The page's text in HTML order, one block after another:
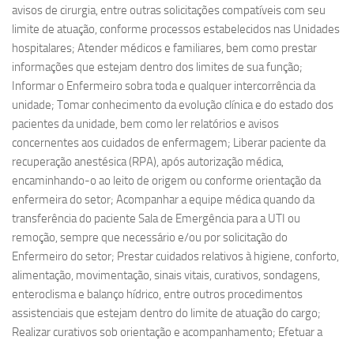
avisos de cirurgia, entre outras solicitações compatíveis com seu
limite de atuação, conforme processos estabelecidos nas Unidades
hospitalares; Atender médicos e familiares, bem como prestar
informações que estejam dentro dos limites de sua função;
Informar o Enfermeiro sobra toda e qualquer intercorrência da
unidade; Tomar conhecimento da evolução clínica e do estado dos
pacientes da unidade, bem como ler relatórios e avisos
concernentes aos cuidados de enfermagem; Liberar paciente da
recuperação anestésica (RPA), após autorização médica,
encaminhando-o ao leito de origem ou conforme orientação da
enfermeira do setor; Acompanhar a equipe médica quando da
transferência do paciente Sala de Emergência para a UTI ou
remoção, sempre que necessário e/ou por solicitação do
Enfermeiro do setor; Prestar cuidados relativos à higiene, conforto,
alimentação, movimentação, sinais vitais, curativos, sondagens,
enteroclisma e balanço hídrico, entre outros procedimentos
assistenciais que estejam dentro do limite de atuação do cargo;
Realizar curativos sob orientação e acompanhamento; Efetuar a